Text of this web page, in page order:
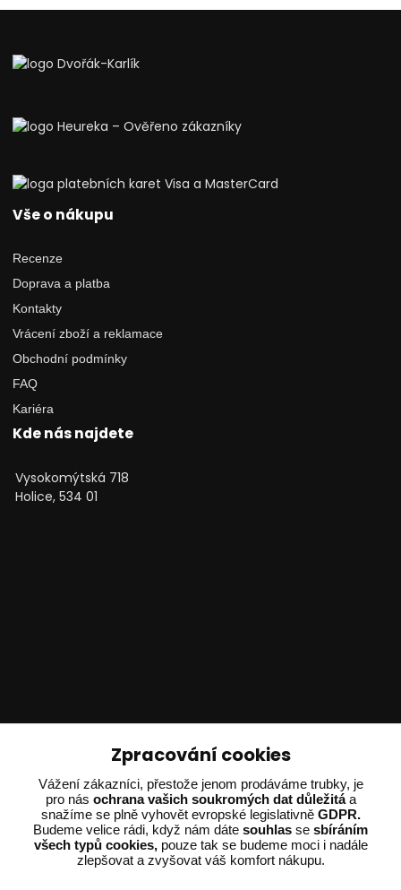
Vše o nákupu
Recenze
Doprava a platba
Kontakty
Vrácení zboží a reklamace
Obchodní podmínky
FAQ
Kariéra
Kde nás najdete
Vysokomýtská 718
Holice, 534 01
Technické poradenství
Ing. Adam Dvořák
+420 602 234 254
(Po-Pá 8:00 - 15:00)
potrebujiporadit@dvorak-karlik.cz
Zpracování cookies
Vážení zákazníci, přestože jenom prodáváme trubky, je
pro nás ochrana vašich soukromých dat důležitáa
snažíme se plně vyhovět evropské legislativně GDPR.
Budeme velice rádi, když nám dáte souhlas se sbíráním
všech typů cookies,pouze tak se budeme moci i nadále
zlepšovat a zvyšovat váš komfort nákupu.